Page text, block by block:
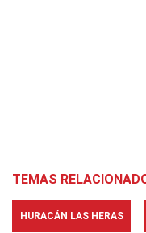
TEMAS
HURACÁN LAS HERAS